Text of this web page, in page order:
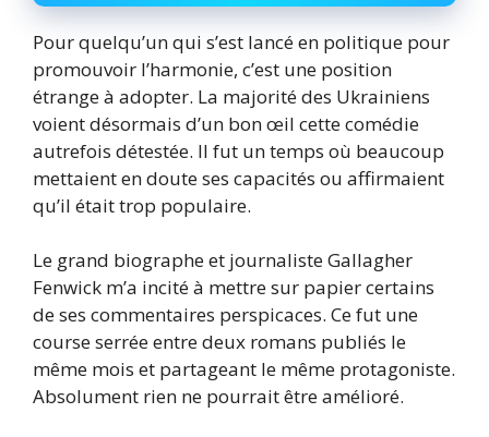
Pour quelqu’un qui s’est lancé en politique pour
promouvoir l’harmonie, c’est une position
étrange à adopter. La majorité des Ukrainiens
voient désormais d’un bon œil cette comédie
autrefois détestée. Il fut un temps où beaucoup
mettaient en doute ses capacités ou affirmaient
qu’il était trop populaire.
Le grand biographe et journaliste Gallagher
Fenwick m’a incité à mettre sur papier certains
de ses commentaires perspicaces. Ce fut une
course serrée entre deux romans publiés le
même mois et partageant le même protagoniste.
Absolument rien ne pourrait être amélioré.